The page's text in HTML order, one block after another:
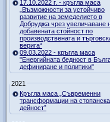
17.10.2022 г. - кръгла маса
„Възможности за устойчиво
развитие на земеделието в
Добруджа чрез увеличаване
добавената стойност по
производствената и
верига“
09.03.2022 - кръгла маса
"Енергийната бедност в
дефиниране и политики"
2021
Кръгла маса „Съвременни
трансформации на
дейност”